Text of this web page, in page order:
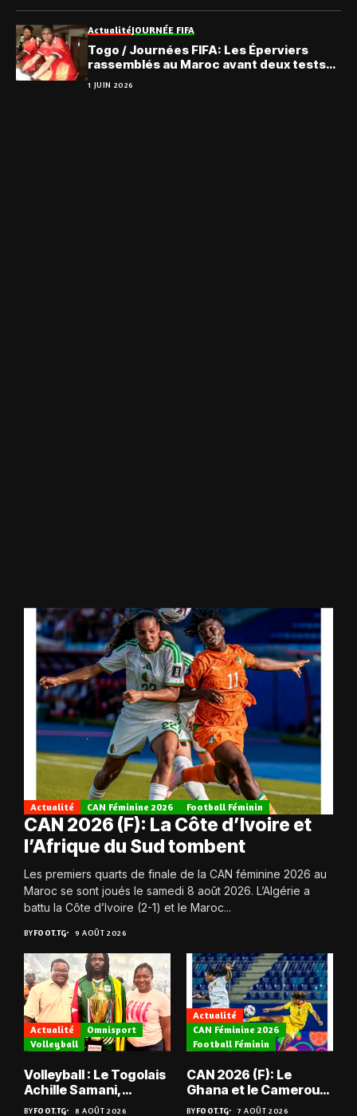
ActualitéJOURNÉE FIFA
Togo / Journées FIFA: Les Éperviers
rassemblés au Maroc avant deux tests
décisifs
1 JUIN 2026
Actualité CAN Féminine 2026 Football Féminin
CAN 2026 (F): La Côte d’Ivoire et
l’Afrique du Sud tombent
Les premiers quarts de finale de la CAN féminine 2026 au
Maroc se sont joués le samedi 8 août 2026. L’Algérie a
battu la Côte d’Ivoire (2-1) et le Maroc...
BYFOOT.TG 9 AOÛT 2026
Actualité
Omnisport
Volleyball
Volleyball : Le Togolais
Achille Samani,
champion du Bénin !
BYFOOT.TG 8 AOÛT 2026
Actualité
CAN Féminine 2026
Football Féminin
CAN 2026 (F): Le
Ghana et le Cameroun
en quarts
BYFOOT.TG 7 AOÛT 2026